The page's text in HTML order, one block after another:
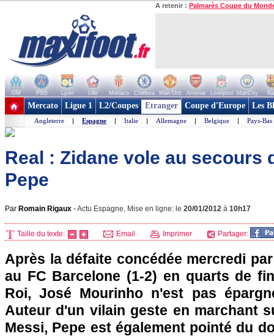
A retenir : Palmarès Coupe du
OM PSG Lyon Lille Monaco Chelsea Man Utd Arsenal Liverpool ManCity
+ de clubs
Mercato Ligue 1 L2/Coupes Etranger Coupe d'Europe Les
Angleterre | Espagne | Italie | Allemagne | Belgique | Pays-Bas
Real : Zidane vole au secours
Pepe
Par Romain Rigaux -Actu Espagne, Mise en ligne: le 20/01/2012 à 10h17
Taille du texte: Email Imprimer Partager:
Après la défaite concédée mercredi
au FC Barcelone (1-2) en quarts de
Roi, José Mourinho n'est pas
Auteur d'un vilain geste en marchant
Messi, Pepe est également pointé du